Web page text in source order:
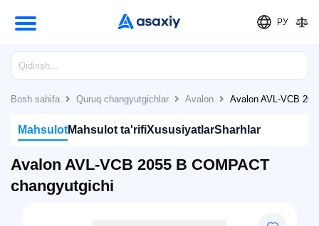
РУ
Bosh sahifa Quruq changyutgichlar Avalon Avalon AVL-VCB
MahsulotMahsulot ta'rifiXususiyatlarSharhlar
Avalon AVL-VCB 2055 B COMPACT
changyutgichi